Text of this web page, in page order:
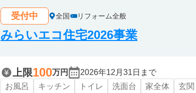
受付中 全国 リフォーム全般
みらいエコ住宅2026事業
上限100万円
2026年12月31日まで
お風呂
キッチン トイレ 洗面台 家全体 玄関